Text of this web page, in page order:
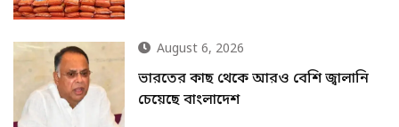
August 6, 2026
ভারতের কাছ থেকে আরও বেশি জ্বালানি
চেয়েছে বাংলাদেশ